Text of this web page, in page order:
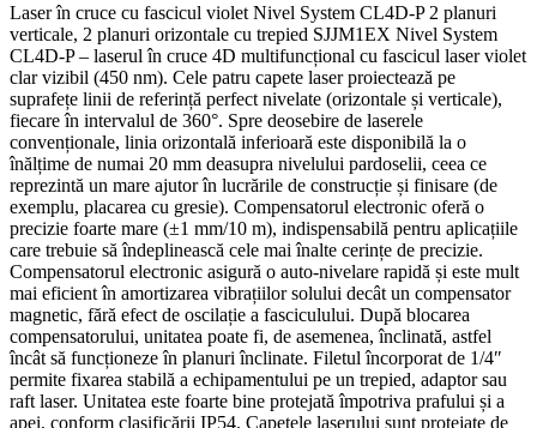
Laser în cruce cu fascicul violet Nivel System CL4D-P 2 planuri
verticale, 2 planuri orizontale cu trepied SJJM1EX Nivel System
CL4D-P – laserul în cruce 4D multifuncțional cu fascicul laser violet
clar vizibil (450 nm). Cele patru capete laser proiectează pe
suprafețe linii de referință perfect nivelate (orizontale și verticale),
fiecare în intervalul de 360°. Spre deosebire de laserele
convenționale, linia orizontală inferioară este disponibilă la o
înălțime de numai 20 mm deasupra nivelului pardoselii, ceea ce
reprezintă un mare ajutor în lucrările de construcție și finisare (de
exemplu, placarea cu gresie). Compensatorul electronic oferă o
precizie foarte mare (±1 mm/10 m), indispensabilă pentru aplicațiile
care trebuie să îndeplinească cele mai înalte cerințe de precizie.
Compensatorul electronic asigură o auto-nivelare rapidă și este mult
mai eficient în amortizarea vibrațiilor solului decât un compensator
magnetic, fără efect de oscilație a fasciculului. După blocarea
compensatorului, unitatea poate fi, de asemenea, înclinată, astfel
încât să funcționeze în planuri înclinate. Filetul încorporat de 1/4″
permite fixarea stabilă a echipamentului pe un trepied, adaptor sau
raft laser. Unitatea este foarte bine protejată împotriva prafului și a
apei, conform clasificării IP54. Capetele laserului sunt protejate de